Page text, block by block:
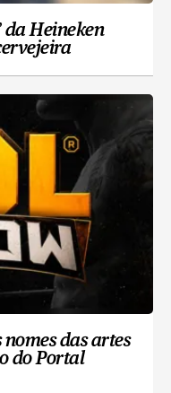
da Heineken
das artes
do Portal